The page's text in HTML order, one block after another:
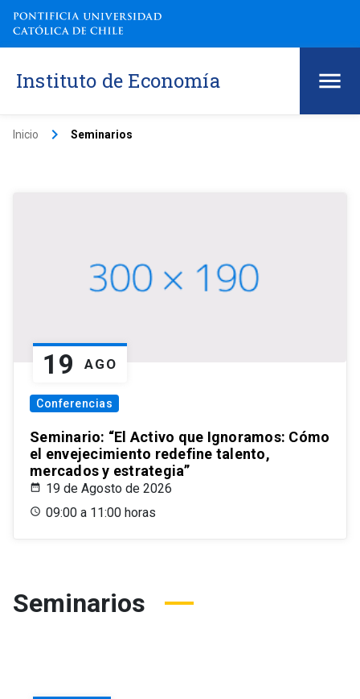
Instituto de Economía
Inicio keyboard_arrow_right Seminarios
19 AGO
Conferencias
Seminario: “El Activo que Ignoramos: Cómo
el envejecimiento redefine talento,
mercados y estrategia”
19 de Agosto de 2026
09:00 a 11:00 horas
Seminarios